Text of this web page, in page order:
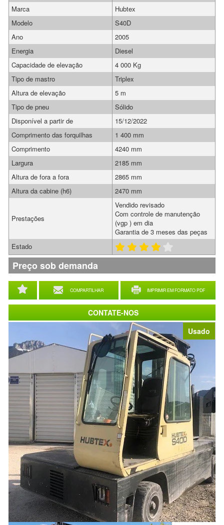
Usado
COMPARTILHAR IMPRIMIR EM FORMATO PDF
Marca
Hubtex
Modelo
S40D
Ano
2005
Energia
Diesel
Capacidade de elevação
4 000 Kg
Tipo de mastro
Triplex
Altura de elevação
5 m
Tipo de pneu
Sólido
Disponível a partir de
15/12/2022
Comprimento das forquilhas
1 400 mm
Comprimento
4240 mm
Largura
2185 mm
Altura de fora a fora
2865 mm
Altura da cabine (h6)
2470 mm
Prestações
Vendido revisado
Com controle de manutenção
(vgp ) em dia
Garantia de 3 meses das peças
Estado
Preço sob demanda
CONTATE-NOS